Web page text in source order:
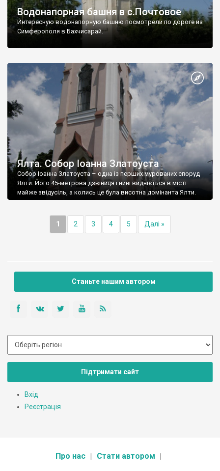
Водонапорная башня в с.Почтовое
Интересную водонапорную башню посмотрели по дороге из
Симферополя в Бахчисарай.
Ялта. Собор Іоанна Златоуста
Собор Іоанна Златоуста – одна із перших мурованих споруд
Ялти. Його 45-метрова дзвіниця і нині видніється в місті
майже звідусіль, а колись це була висотна домінанта Ялти.
1 2 3 4 5 Далі »
Станьте нашим автором
Підтримати сайт
Вхід
Реєстрація
Про нас Стати автором